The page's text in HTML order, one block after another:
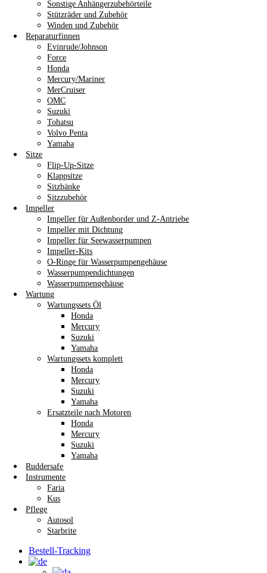
Sonstige Anhängerzubehörteile
Stützräder und Zubehör
Winden und Zubehör
Reparaturfinnen
Evinrude/Johnson
Force
Honda
Mercury/Mariner
MerCruiser
OMC
Suzuki
Tohatsu
Volvo Penta
Yamaha
Sitze
Flip-Up-Sitze
Klappsitze
Sitzbänke
Sitzzubehör
Impeller
Impeller für Außenborder und Z-Antriebe
Impeller mit Dichtung
Impeller für Seewasserpumpen
Impeller-Kits
O-Ringe für Wasserpumpengehäuse
Wasserpumpendichtungen
Wasserpumpengehäuse
Wartung
Wartungssets Öl
Honda
Mercury
Suzuki
Yamaha
Wartungssets komplett
Honda
Mercury
Suzuki
Yamaha
Ersatzteile nach Motoren
Honda
Mercury
Suzuki
Yamaha
Ruddersafe
Instrumente
Faria
Kus
Pflege
Autosol
Starbrite
Bestell-Tracking